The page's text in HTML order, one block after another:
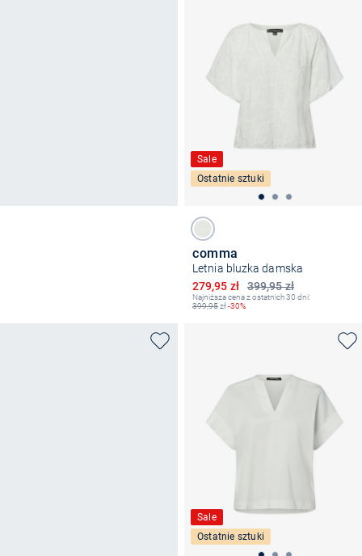
Sale
Ostatnie sztuki
comma
Letnia bluzka damska
399,95 zł
Obniżona cena
279,95 zł
Najniższa cena z ostatnich 30 dni:
399,95zł-30%
Sale
Ostatnie sztuki